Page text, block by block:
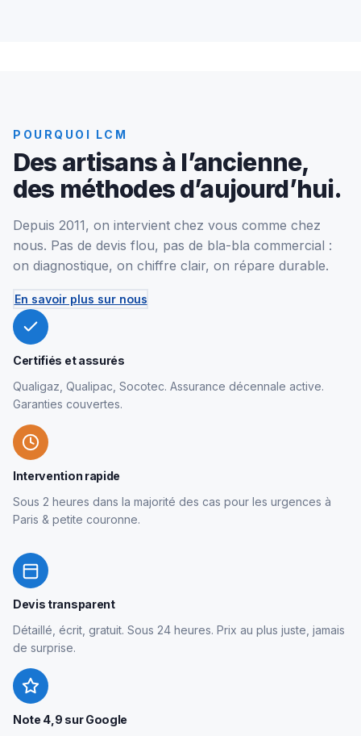
POURQUOI LCM
Des artisans à l’ancienne,
des méthodes d’aujourd’hui.
Depuis 2011, on intervient chez vous comme chez
nous. Pas de devis flou, pas de bla-bla commercial :
on diagnostique, on chiffre clair, on répare durable.
En savoir plus sur nous
Certifiés et assurés
Qualigaz, Qualipac, Socotec. Assurance décennale active.
Garanties couvertes.
Intervention rapide
Sous 2 heures dans la majorité des cas pour les urgences à
Paris & petite couronne.
Devis transparent
Détaillé, écrit, gratuit. Sous 24 heures. Prix au plus juste, jamais
de surprise.
Note 4,9 sur Google